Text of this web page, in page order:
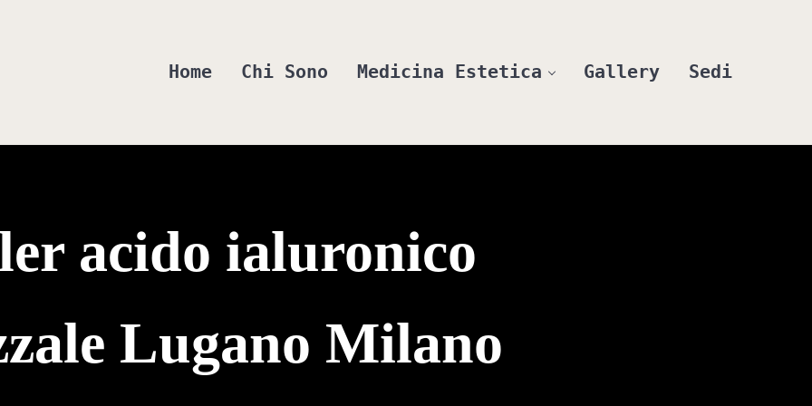
Home Chi Sono Medicina Estetica Gallery Sedi
acido ialuronico
Lugano Milano